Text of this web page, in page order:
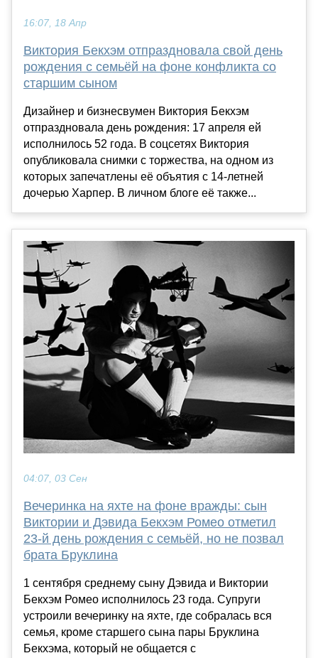
16:07, 18 Апр
Виктория Бекхэм отпраздновала свой день
рождения с семьёй на фоне конфликта со
старшим сыном
Дизайнер и бизнесвумен Виктория Бекхэм
отпраздновала день рождения: 17 апреля ей
исполнилось 52 года. В соцсетях Виктория
опубликовала снимки с торжества, на одном из
которых запечатлены её объятия с 14-летней
дочерью Харпер. В личном блоге её также...
04:07, 03 Сен
Вечеринка на яхте на фоне вражды: сын
Виктории и Дэвида Бекхэм Ромео отметил
23-й день рождения с семьёй, но не позвал
брата Бруклина
1 сентября среднему сыну Дэвида и Виктории
Бекхэм Ромео исполнилось 23 года. Супруги
устроили вечеринку на яхте, где собралась вся
семья, кроме старшего сына пары Бруклина
Бекхэма, который не общается с